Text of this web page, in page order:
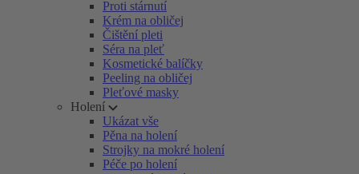
Proti stárnutí
Krém na obličej
Čištění pleti
Séra na pleť
Kosmetické balíčky
Peeling na obličej
Pleťové masky
Holení
Ukázat vše
Pěna na holení
Strojky na mokré holení
Péče po holení